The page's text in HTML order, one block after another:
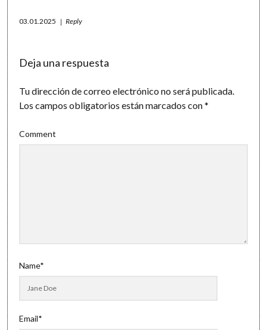
03.01.2025 Reply
Deja una respuesta
Tu dirección de correo electrónico no será publicada.
Los campos obligatorios están marcados con*
Comment
Name*
Email*